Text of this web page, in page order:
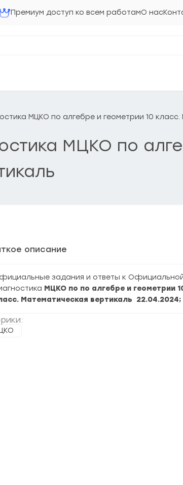
Премиум доступ ко всем работамО нас
МЦКО по алгебре и геометрии 10
МЦКО по
описание
задания и ответы к
МЦКО по по алгебре и геометрии
Математическая вертикаль 22.04.2024;